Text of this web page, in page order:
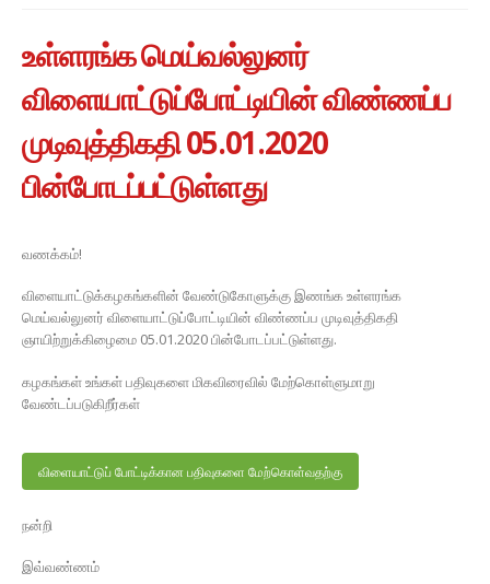
உள்ளரங்க மெய்வல்லுனர்
விளையாட்டுப்போட்டியின் விண்ணப்ப
முடிவுத்திகதி 05.01.2020
பின்போடப்பட்டுள்ளது
வணக்கம்!
விளையாட்டுக்கழகங்களின் வேண்டுகோளுக்கு இணங்க உள்ளரங்க
மெய்வல்லுனர் விளையாட்டுப்போட்டியின் விண்ணப்ப முடிவுத்திகதி
ஞாயிற்றுக்கிழைமை 05.01.2020 பின்போடப்பட்டுள்ளது.
கழகங்கள் உங்கள் பதிவுகளை மிகவிரைவில் மேற்கொள்ளுமாறு
வேண்டப்படுகிறீர்கள்
விளையாட்டுப் போட்டிக்கான பதிவுகளை மேற்கொள்வதற்கு
நன்றி
இவ்வண்ணம்